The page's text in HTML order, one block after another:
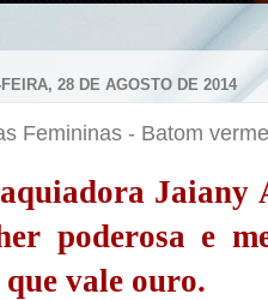
28 DE AGOSTO DE 2014
Femininas - Batom
Jaiany
poderosa e
vale ouro.